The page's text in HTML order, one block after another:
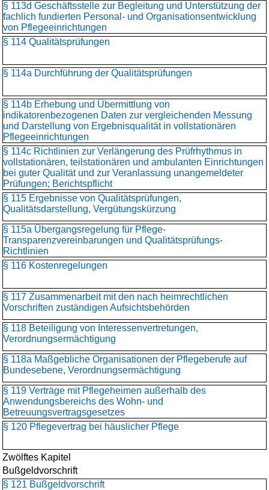
§ 113d Geschäftsstelle zur Begleitung und Unterstützung der
fachlich fundierten Personal- und Organisationsentwicklung
von Pflegeeinrichtungen
§ 114 Qualitätsprüfungen
§ 114a Durchführung der Qualitätsprüfungen
§ 114b Erhebung und Übermittlung von
indikatorenbezogenen Daten zur vergleichenden Messung
und Darstellung von Ergebnisqualität in vollstationären
Pflegeeinrichtungen
§ 114c Richtlinien zur Verlängerung des Prüfrhythmus in
vollstationären, teilstationären und ambulanten Einrichtungen
bei guter Qualität und zur Veranlassung unangemeldeter
Prüfungen; Berichtspflicht
§ 115 Ergebnisse von Qualitätsprüfungen,
Qualitätsdarstellung, Vergütungskürzung
§ 115a Übergangsregelung für Pflege-
Transparenzvereinbarungen und Qualitätsprüfungs-
Richtlinien
§ 116 Kostenregelungen
§ 117 Zusammenarbeit mit den nach heimrechtlichen
Vorschriften zuständigen Aufsichtsbehörden
§ 118 Beteiligung von Interessenvertretungen,
Verordnungsermächtigung
§ 118a Maßgebliche Organisationen der Pflegeberufe auf
Bundesebene, Verordnungsermächtigung
§ 119 Verträge mit Pflegeheimen außerhalb des
Anwendungsbereichs des Wohn- und
Betreuungsvertragsgesetzes
§ 120 Pflegevertrag bei häuslicher Pflege
Zwölftes Kapitel
Bußgeldvorschrift
§ 121 Bußgeldvorschrift